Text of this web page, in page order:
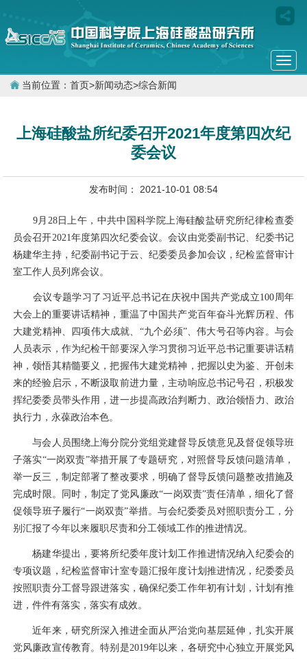
当前位置： 首页>新闻动态>综合新闻
上海硅酸盐所纪委召开2021年度第四次纪
委会议
发布时间： 2021-10-01 08:54
9月28日上午，中共中国科学院上海硅酸盐研究所纪律检查委
员会召开2021年度第四次纪委会议。会议由党委副书记、纪委书记
杨建华主持，纪委副书记于云、纪委委员参加会议，纪检监督审计
室工作人员列席会议。
会议专题学习了习近平总书记在庆祝中国共产党成立100周年
大会上的重要讲话精神，重温了中国共产党百年奋斗光辉历程、伟
大建党精神、四项伟大成就、“九个必须”、伟大号召等内容。与会
人员表示，作为纪检干部要深入学习贯彻习近平总书记重要讲话精
神，领悟其精髓要义，把握伟大建党精神，把握以史为鉴、开创未
来的经验启示，不断汲取前进力量，主动响应总书记号召，积极发
挥纪委委员带头作用，进一步提高政治判断力、政治领悟力、政治
执行力，永葆政治本色。
与会人员围绕上海分院分党组党建督导反馈意见及督促领导班
子落实“一岗双责”举措开展了专题研究，对照督导反馈问题清单，
举一反三，制定部署了整改要求，明确了督导反馈问题整改措施及
完成时限。同时，制定了党风廉政“一岗双责”责任清单，细化了督
促领导班子履行“一岗双责”举措。与会纪委委员对照职责分工，分
别汇报了今年以来履职尽责和分工领域工作的推进情况。
杨建华提出，要将所纪委年度计划工作推进情况纳入纪委会的
专项议题，纪检监督审计室专题汇报年度计划推进情况，纪委委员
按照职责分工督导跟进落实，确保纪委工作年初有计划，计划有推
进，件件有落实，落实有成效。
近年来，研究所深入推进全面从严治党向基层延伸，扎实开展
党风廉政宣传教育。特别是2019年以来，各研究中心独立开展党风